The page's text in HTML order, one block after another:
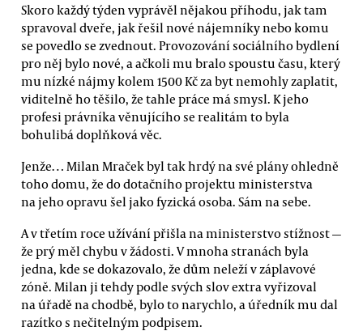
Skoro každý týden vyprávěl nějakou příhodu, jak tam
spravoval dveře, jak řešil nové nájemníky nebo komu
se povedlo se zvednout. Provozování sociálního bydlení
pro něj bylo nové, a ačkoli mu bralo spoustu času, který
mu nízké nájmy kolem 1500 Kč za byt nemohly zaplatit,
viditelně ho těšilo, že tahle práce má smysl. K jeho
profesi právníka věnujícího se realitám to byla
bohulibá doplňková věc.
Jenže… Milan Mraček byl tak hrdý na své plány ohledně
toho domu, že do dotačního projektu ministerstva
na jeho opravu šel jako fyzická osoba. Sám na sebe.
A v třetím roce užívání přišla na ministerstvo stížnost —
že prý měl chybu v žádosti. V mnoha stranách byla
jedna, kde se dokazovalo, že dům neleží v záplavové
zóně. Milan ji tehdy podle svých slov extra vyřizoval
na úřadě na chodbě, bylo to narychlo, a úředník mu dal
razítko s nečitelným podpisem.